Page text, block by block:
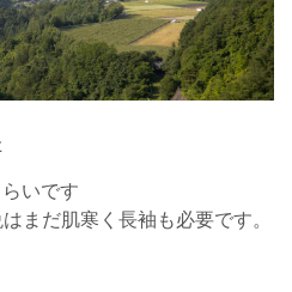
いです
まだ肌寒く長袖も必要です。